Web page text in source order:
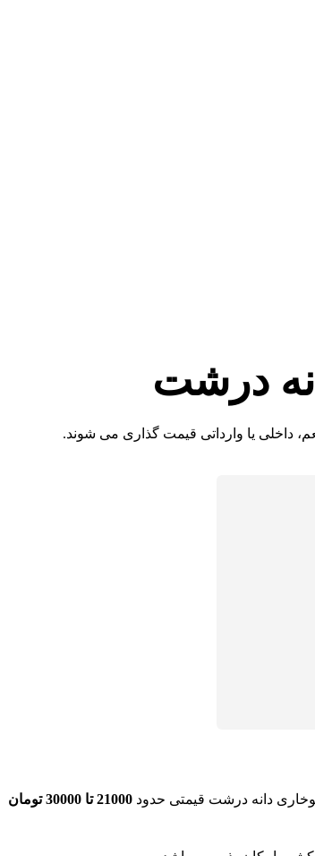
درشت
داخلی یا وارداتی قیمت گذاری می شوند.
دانه درشت قیمتی حدود
21000 تا 30000 تومان